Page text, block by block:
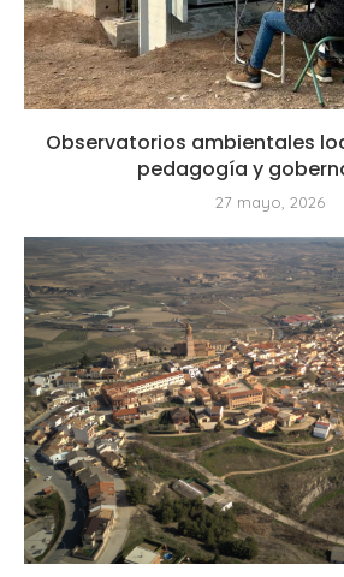
Observatorios ambientales
pedagogía y
27 mayo, 2026